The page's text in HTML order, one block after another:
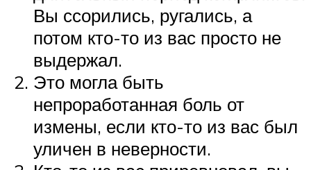
Вы ссорились, ругались, а
потом кто-то из вас просто не
выдержал.
Это могла быть
непроработанная боль от
измены, если кто-то из вас был
уличен в неверности.